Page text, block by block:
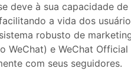
deve à sua capacidade
a vida dos
robusto de
WeChat) e WeChat
com seus seguidores.